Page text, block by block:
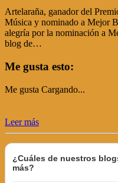
Artelaraña, ganador del
Música y nominado a Mejor
alegría por la nominación a
blog de…
Me gusta esto:
Me gusta Cargando...
Leer más
¿Cuáles de nuestros
más?